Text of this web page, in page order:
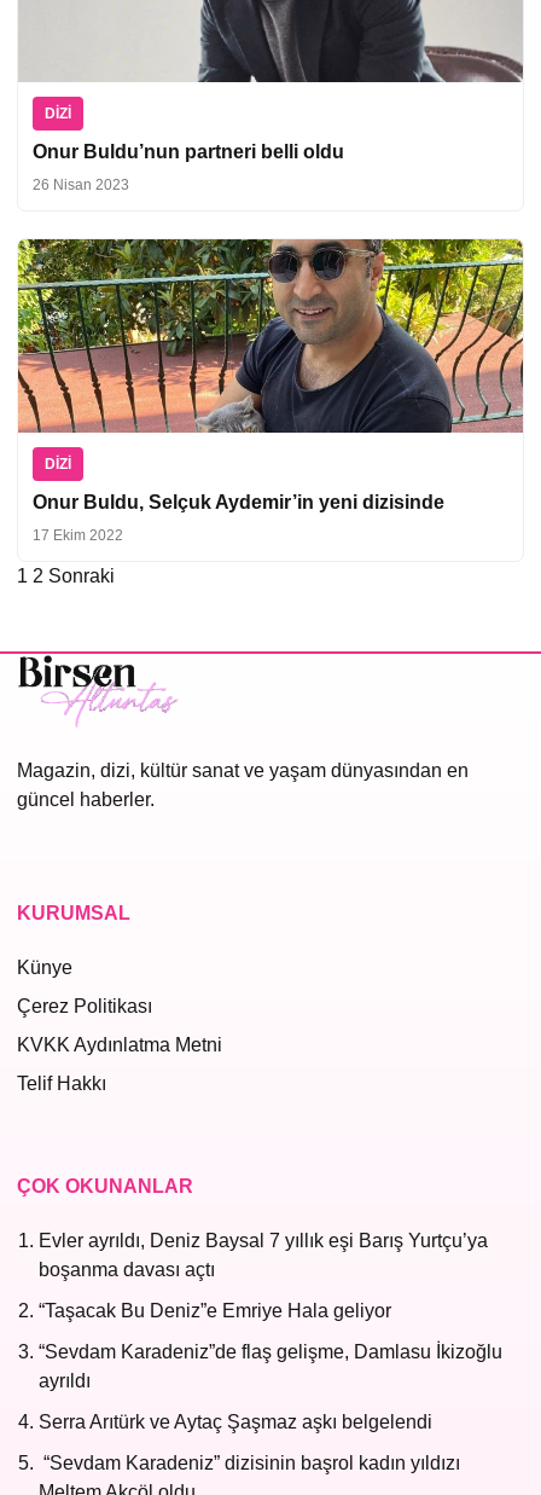
DIZI
Onur Buldu’nun partneri belli oldu
26 Nisan 2023
DIZI
Onur Buldu, Selçuk Aydemir’in yeni dizisinde
17 Ekim 2022
Yazı
1 2 Sonraki
Magazin, dizi, kültür sanat ve yaşam dünyasından en
güncel haberler.
KURUMSAL
Künye
Çerez Politikası
KVKK Aydınlatma Metni
Telif Hakkı
ÇOK OKUNANLAR
Evler ayrıldı, Deniz Baysal 7 yıllık eşi Barış Yurtçu’ya
boşanma davası açtı
“Taşacak Bu Deniz”e Emriye Hala geliyor
“Sevdam Karadeniz”de flaş gelişme, Damlasu İkizoğlu
ayrıldı
Serra Arıtürk ve Aytaç Şaşmaz aşkı belgelendi
“Sevdam Karadeniz” dizisinin başrol kadın yıldızı